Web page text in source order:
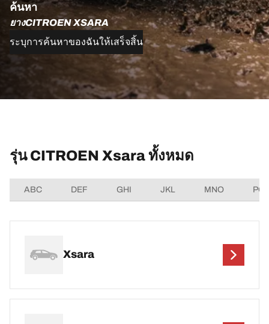
ค้นหา
ยางCITROEN XSARA
ระบุการค้นหาของฉันให้เสร็จสิ้น
รุ่น CITROEN Xsara ทั้งหมด
ABC DEF GHI JKL MNO
Xsara